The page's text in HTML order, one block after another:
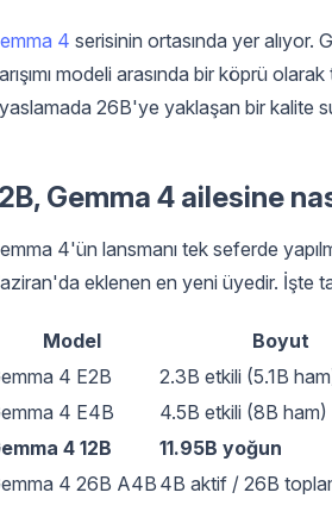
4 serisinin ortasında yer
modeli arasında bir köprü
26B'ye yaklaşan bir kalite
Gemma 4 ailesine
4'ün lansmanı tek seferde
eklenen en yeni üyedir. İşte
Model Boyut
4 E2B
2.3B etkili (5.1B
4 E4B
4.5B etkili (8B ham)
4 12B
11.95B yoğun
4 26B A4B 4B aktif / 26B